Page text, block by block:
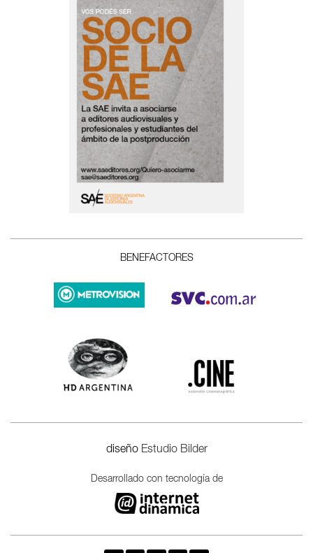
BENEFACTORES
diseño Estudio Bilder
Desarrollado con tecnología de